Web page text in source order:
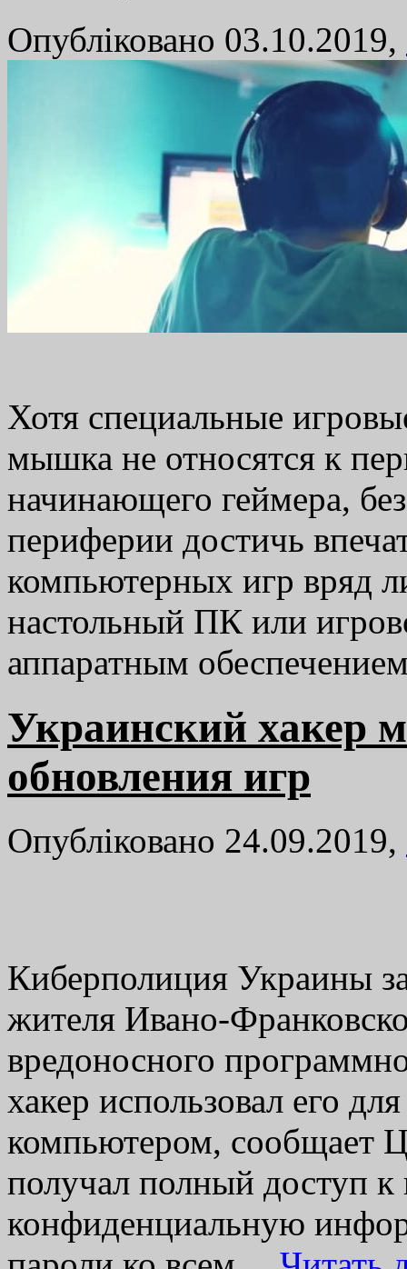
Опубліковано 03.10.2019,
Хотя специальные
мышка не относятся к
начинающего геймера,
периферии достичь
компьютерных игр вряд
настольный ПК или
аппаратным
Украинский хакер
обновления игр
Опубліковано 24.09.2019,
Киберполиция Украины
жителя Ивано-
вредоносного
хакер использовал его
компьютером, сообщает
получал полный доступ
конфиденциальную